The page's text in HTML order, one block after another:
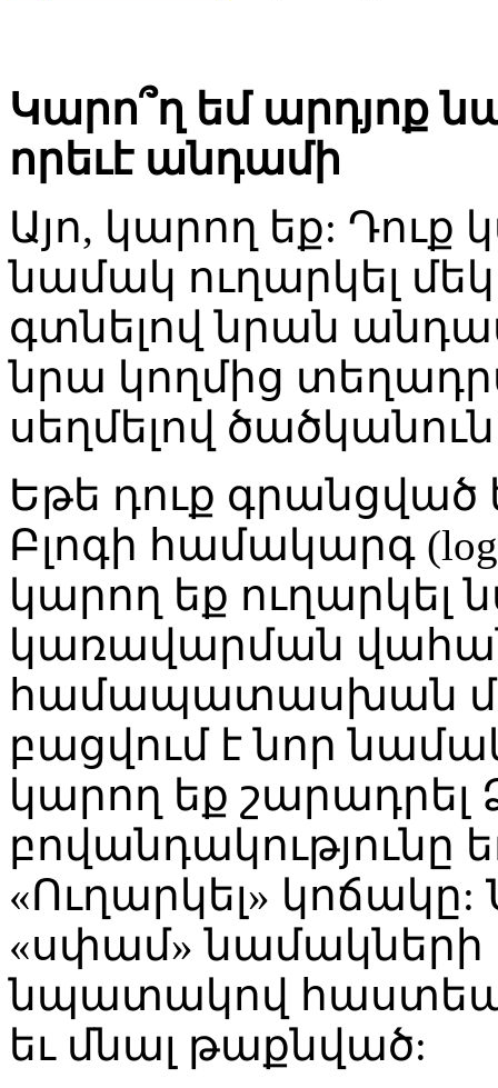
Կարո՞ղ եմ արդյոք
որեւէ անդամի
Այո, կարող եք:
նամակ ուղարկել
գտնելով նրան
նրա կողմից
սեղմելով
Եթե դուք գրանցված
Բլոգի համակարգ
կարող եք ուղարկել
կառավարման
համապատասխան
բացվում է նոր
կարող եք
բովանդակությունը
«Ուղարկել»
«սփամ» նամակների
նպատակով
եւ մնալ թաքնված: